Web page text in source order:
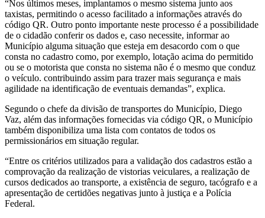
“Nos últimos meses, implantamos o mesmo sistema junto aos
taxistas, permitindo o acesso facilitado a informações através do
código QR. Outro ponto importante neste processo é a possibilidade
de o cidadão conferir os dados e, caso necessite, informar ao
Município alguma situação que esteja em desacordo com o que
consta no cadastro como, por exemplo, lotação acima do permitido
ou se o motorista que consta no sistema não é o mesmo que conduz
o veículo. contribuindo assim para trazer mais segurança e mais
agilidade na identificação de eventuais demandas”, explica.
Segundo o chefe da divisão de transportes do Município, Diego
Vaz, além das informações fornecidas via código QR, o Município
também disponibiliza uma lista com contatos de todos os
permissionários em situação regular.
“Entre os critérios utilizados para a validação dos cadastros estão a
comprovação da realização de vistorias veiculares, a realização de
cursos dedicados ao transporte, a existência de seguro, tacógrafo e a
apresentação de certidões negativas junto à justiça e a Polícia
Federal.